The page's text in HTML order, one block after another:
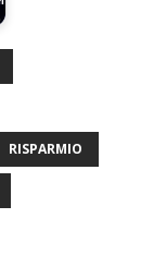
RISPARMIO